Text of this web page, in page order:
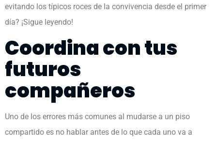
evitando los típicos roces de la convivencia desde el primer
día? ¡Sigue leyendo!
Coordina con tus
futuros
compañeros
Uno de los errores más comunes al mudarse a un piso
compartido es no hablar antes de lo que cada uno va a